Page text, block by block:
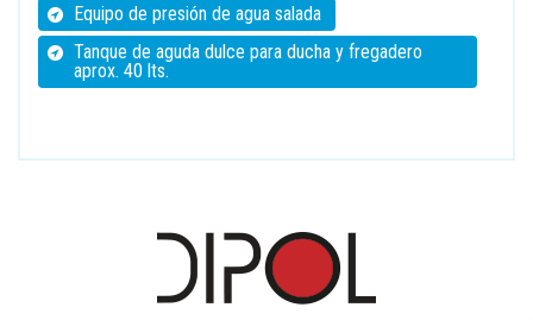
Equipo de presión de agua salada
Tanque de aguda dulce para ducha y fregadero
aprox. 40 lts.